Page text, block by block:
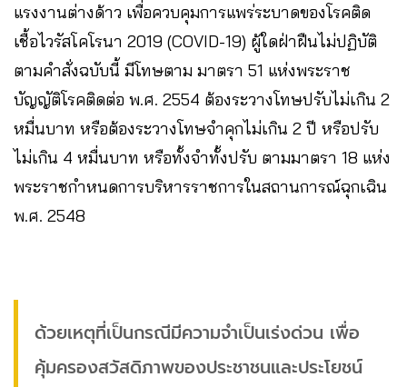
แรงงานต่างด้าว เพื่อควบคุมการแพร่ระบาดของโรคติด
เชื้อไวรัสโคโรนา 2019 (COVID-19) ผู้​ใดฝ่าฝืนไม่ปฏิบัติ
ตามคําสั่งฉบับนี้ มีโทษตาม มาตรา 51 แห่งพระราช
บัญญัติโรคติดต่อ พ.ศ. 2554 ต้องระวางโทษปรับไม่เกิน 2
หมื่นบาท หรือต้องระวางโทษจําคุกไม่เกิน 2 ปี หรือปรับ
ไม่เกิน 4 หมื่นบาท หรือทั้งจําทั้งปรับ ตามมาตรา 18 แห่ง
พระราชกําหนดการบริหารราชการในสถานการณ์ฉุกเฉิน
พ.ศ. 2548
ด้วยเหตุที่เป็นกรณีมีความจําเป็นเร่งด่วน เพื่อ
คุ้มครองสวัสดิภาพของประชาชนและประโยชน์